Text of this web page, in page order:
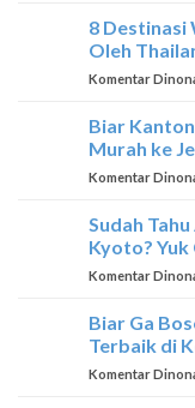
8 Destinasi
Oleh
Komentar
Biar
Murah ke
Komentar
Sudah
Kyoto? Yuk
Komentar
Biar Ga
Terbaik di
Komentar